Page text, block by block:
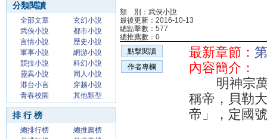
分類閱讀
全部文章
玄幻小說
武俠小說
都市小說
言情小說
歷史小說
軍事小說
網游小說
競技小說
科幻小說
靈異小說
同人小說
港台小言
穿越小說
青春校園
其他類型
排 行 榜
總排行榜
總推薦榜
類 別：武俠小說
最後更新：2016-10-13
總點擊數：577
總推薦數：0
點擊閱讀
作者專欄
最新章節：
內容簡介：
明神宗萬
稱帝，貝勒
帝」，定國